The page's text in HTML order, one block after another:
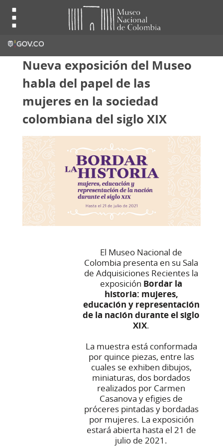
Nueva exposición del Museo
habla del papel de las
mujeres en la sociedad
colombiana del siglo XIX
El Museo Nacional de
Colombia presenta en su Sala
de Adquisiciones Recientes la
exposición Bordar la
historia: mujeres,
educación y representación
de la nación durante el siglo
XIX.
La muestra está conformada
por quince piezas, entre las
cuales se exhiben dibujos,
miniaturas, dos bordados
realizados por Carmen
Casanova y efigies de
próceres pintadas y bordadas
por mujeres. La exposición
estará abierta hasta el 21 de
julio de 2021.